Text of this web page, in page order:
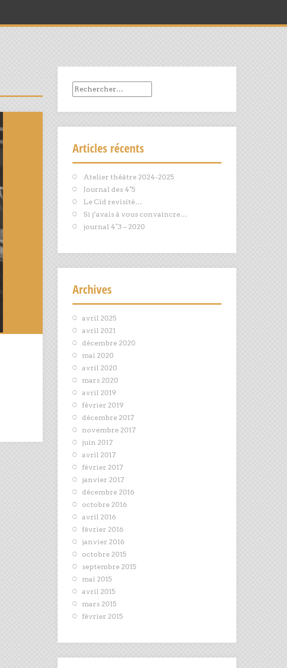
Rechercher :
Articles récents
Atelier théâtre 2024-2025
Journal des 4°5
Le Cid revisité…
Si j’avais à vous convaincre…
journal 4°3 – 2020
Archives
avril 2025
avril 2021
décembre 2020
mai 2020
avril 2020
mars 2020
avril 2019
février 2019
décembre 2017
novembre 2017
juin 2017
avril 2017
février 2017
janvier 2017
décembre 2016
octobre 2016
avril 2016
février 2016
janvier 2016
octobre 2015
septembre 2015
mai 2015
avril 2015
mars 2015
février 2015